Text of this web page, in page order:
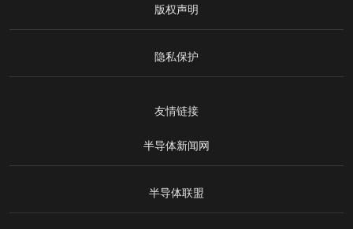
版权声明
隐私保护
友情链接
半导体新闻网
半导体联盟